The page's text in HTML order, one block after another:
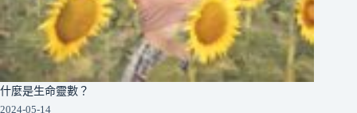
什麼是生命靈數？
2024-05-14